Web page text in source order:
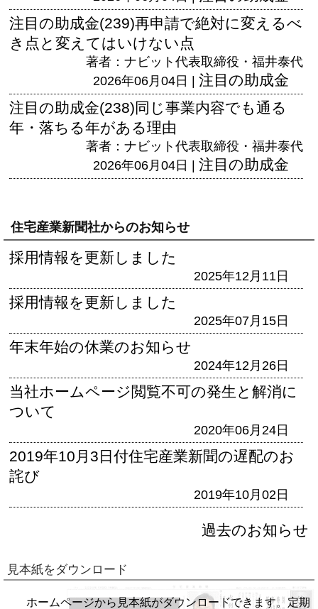
注目の助成金(239)再申請で絶対に変えるべ
き点と変えてはいけない点
著者：ナビット代表取締役・福井泰代
2026年06月04日 | 注目の助成金
注目の助成金(238)同じ事業内容でも通る
年・落ちる年がある理由
著者：ナビット代表取締役・福井泰代
2026年06月04日 | 注目の助成金
住宅産業新聞社からのお知らせ
採用情報を更新しました
2025年12月11日
採用情報を更新しました
2025年07月15日
年末年始の休業のお知らせ
2024年12月26日
当社ホームページ閲覧不可の発生と解消に
ついて
2020年06月24日
2019年10月3日付住宅産業新聞の遅配のお
詫び
2019年10月02日
過去のお知らせ
見本紙をダウンロード
ホームページから見本紙がダウンロードできます。定期